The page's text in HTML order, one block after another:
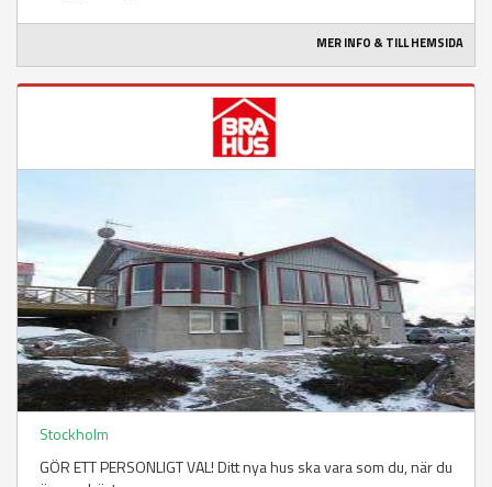
MER INFO & TILL HEMSIDA
Stockholm
GÖR ETT PERSONLIGT VAL! Ditt nya hus ska vara som du, när du